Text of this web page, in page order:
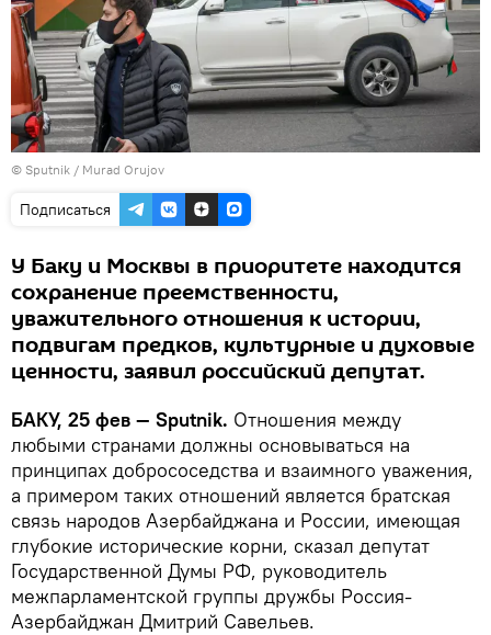
© Sputnik / Murad Orujov
Подписаться
У Баку и Москвы в приоритете находится
сохранение преемственности,
уважительного отношения к истории,
подвигам предков, культурные и духовые
ценности, заявил российский депутат.
БАКУ, 25 фев — Sputnik. Отношения между
любыми странами должны основываться на
принципах добрососедства и взаимного уважения,
а примером таких отношений является братская
связь народов Азербайджана и России, имеющая
глубокие исторические корни, сказал депутат
Государственной Думы РФ, руководитель
межпарламентской группы дружбы Россия-
Азербайджан Дмитрий Савельев.